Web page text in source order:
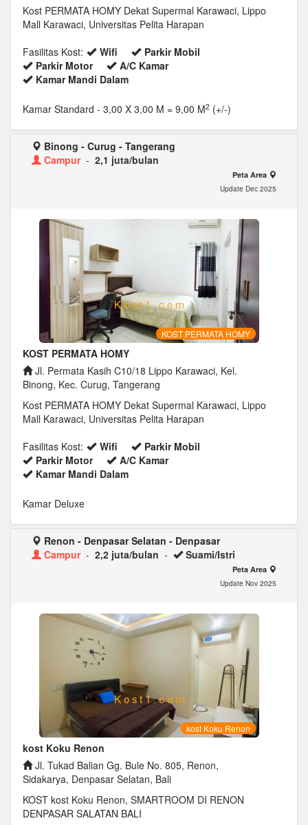
Kost PERMATA HOMY Dekat Supermal Karawaci, Lippo
Mall Karawaci, Universitas Pelita Harapan
Fasilitas Kost:
Wifi
Parkir Mobil
Parkir Motor
A/C Kamar
Kamar Mandi Dalam
Kamar Standard - 3,00 X 3,00 M = 9,00 M2 (+/-)
Binong - Curug - Tangerang
Campur- 2,1 juta/bulan
Peta Area
Update Dec 2025
KOST PERMATA HOMY
KOST PERMATA HOMY
Jl. Permata Kasih C10/18 Lippo Karawaci, Kel.
Binong, Kec. Curug, Tangerang
Kost PERMATA HOMY Dekat Supermal Karawaci, Lippo
Mall Karawaci, Universitas Pelita Harapan
Fasilitas Kost:
Wifi
Parkir Mobil
Parkir Motor
A/C Kamar
Kamar Mandi Dalam
Kamar Deluxe
Renon - Denpasar Selatan - Denpasar
Campur- 2,2 juta/bulan - Suami/Istri
Peta Area
Update Nov 2025
kost Koku Renon
kost Koku Renon
Jl. Tukad Balian Gg. Bule No. 805, Renon,
Sidakarya, Denpasar Selatan, Bali
KOST kost Koku Renon, SMARTROOM DI RENON
DENPASAR SALATAN BALI